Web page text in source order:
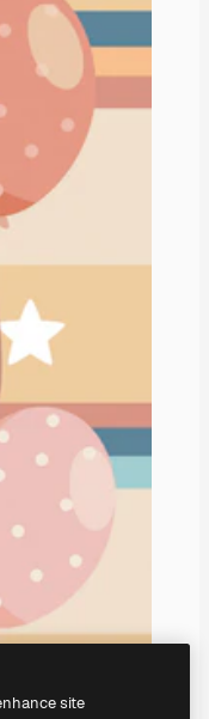
site